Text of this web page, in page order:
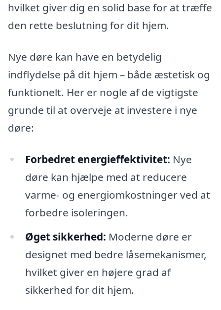
hvilket giver dig en solid base for at træffe
den rette beslutning for dit hjem.
Nye døre kan have en betydelig
indflydelse på dit hjem – både æstetisk og
funktionelt. Her er nogle af de vigtigste
grunde til at overveje at investere i nye
døre:
Forbedret energieffektivitet: Nye
døre kan hjælpe med at reducere
varme- og energiomkostninger ved at
forbedre isoleringen.
Øget sikkerhed: Moderne døre er
designet med bedre låsemekanismer,
hvilket giver en højere grad af
sikkerhed for dit hjem.